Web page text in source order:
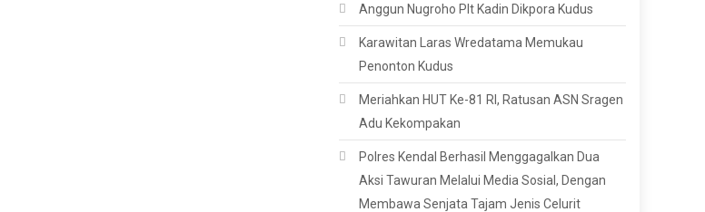
Anggun Nugroho Plt Kadin Dikpora Kudus
Karawitan Laras Wredatama Memukau
Penonton Kudus
Meriahkan HUT Ke-81 RI, Ratusan ASN Sragen
Adu Kekompakan
Polres Kendal Berhasil Menggagalkan Dua
Aksi Tawuran Melalui Media Sosial, Dengan
Membawa Senjata Tajam Jenis Celurit